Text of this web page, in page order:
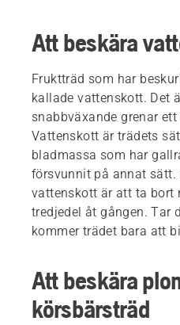
Att beskära
Fruktträd som har
kallade vattenskott. Det
snabbväxande grenar
Vattenskott är trädets
bladmassa som har
försvunnit på annat
vattenskott är att ta bort
tredjedel åt gången. Tar
kommer trädet bara att
Att beskära
körsbärsträd